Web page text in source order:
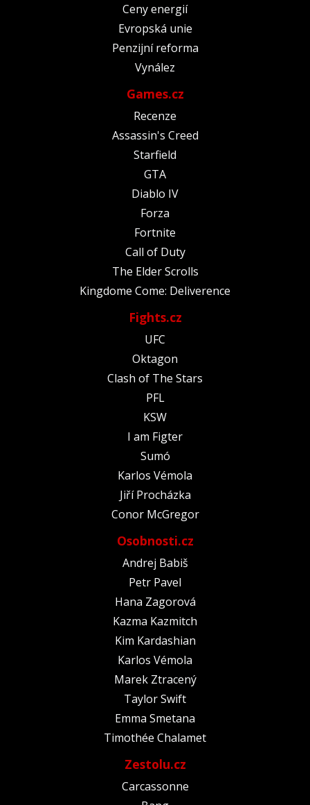
Ceny energií
Evropská unie
Penzijní reforma
Vynález
Games.cz
Recenze
Assassin's Creed
Starfield
GTA
Diablo IV
Forza
Fortnite
Call of Duty
The Elder Scrolls
Kingdome Come: Deliverence
Fights.cz
UFC
Oktagon
Clash of The Stars
PFL
KSW
I am Figter
Sumó
Karlos Vémola
Jiří Procházka
Conor McGregor
Osobnosti.cz
Andrej Babiš
Petr Pavel
Hana Zagorová
Kazma Kazmitch
Kim Kardashian
Karlos Vémola
Marek Ztracený
Taylor Swift
Emma Smetana
Timothée Chalamet
Zestolu.cz
Carcassonne